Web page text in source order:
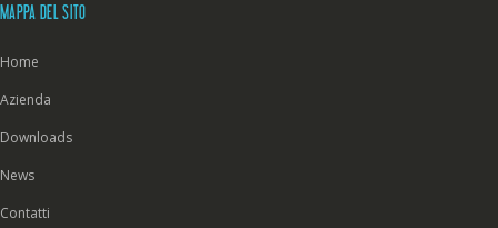
MAPPA DEL SITO
Home
Azienda
Downloads
News
Contatti